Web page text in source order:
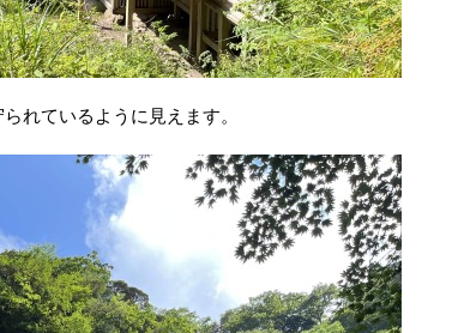
れているように見えます。